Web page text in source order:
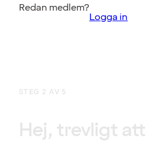
Redan medlem?
Logga in
STEG 2 AV 5
Hej, trevligt